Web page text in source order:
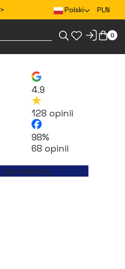
Polski PLN
0
4.9
128 opinii
98%
68 opinii
granatowy